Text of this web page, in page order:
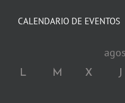
CALENDARIO DE EVENTOS
L M X J